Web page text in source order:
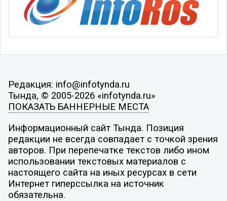
Редакция: info@infotynda.ru
Тында, © 2005-2026 «infotynda.ru»
ПОКАЗАТЬ БАННЕРНЫЕ МЕСТА
Информационный сайт Тында. Позиция
редакции не всегда совпадает с точкой зрения
авторов. При перепечатке текстов либо ином
использовании текстовых материалов с
настоящего сайта на иных ресурсах в сети
Интернет гиперссылка на источник
обязательна.